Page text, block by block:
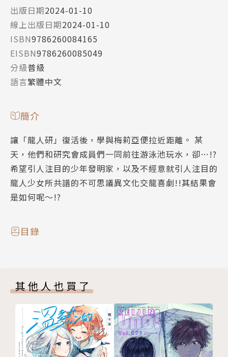
出版日期2024-01-10
線上出版日期2024-01-10
ISBN9786260084165
EISBN9786260085049
分級普級
語言繁體中文
簡介
讓「龍人研」復活後，學與梅莉亞便拉近距離。 某
天，他們和研究會成員們一同前往游泳池玩水，卻…!?
希望引人注目的少年發明家，以及不經意就引人注目的
龍人少女所共譜的不可思議異文化交龍喜劇!!其結果會
是如何呢～!?
目錄
其他人也買了